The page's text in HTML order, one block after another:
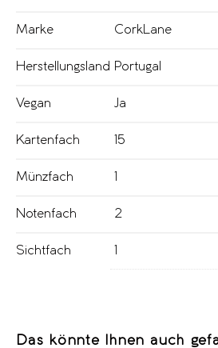
Marke CorkLane
Herstellungsland Portugal
Vegan Ja
Kartenfach 15
Münzfach
Notenfach 2
Sichtfach
Das könnte Ihnen auch